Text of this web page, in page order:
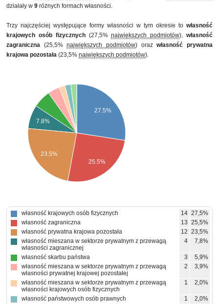
działały w 9 różnych formach własności.
Trzy najczęściej występujące formy własności w tym okresie to własność
krajowych osób fizycznych(27,5%największych podmiotów),własność
zagraniczna (25,5%największych podmiotów) orazwłasność prywatna
krajowa pozostała (23,5% największych podmiotów).
27.5%
7.8%
23.5%
25.5%
własność krajowych osób fizycznych 14 27,5%
własność zagraniczna
13 25,5%
własność prywatna krajowa pozostała
12 23,5%
własność mieszana w sektorze prywatnym z przewagą
własności zagranicznej
4 7,8%
własność skarbu państwa 3
5,9%
własność mieszana w sektorze prywatnym z przewagą
własności prywatnej krajowej pozostałej
2 3,9%
własność mieszana w sektorze prywatnym z przewagą
własności krajowych osób fizycznych
1 2,0%
własność państwowych osób prawnych 1
2,0%